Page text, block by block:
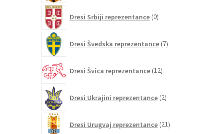
Dresi Srbiji reprezentance 0izdelkov
Dresi Švedska reprezentance 7izdelkov
Dresi Švica reprezentance 12izdelkov
Dresi Ukrajini reprezentance 2izdelka
Dresi Urugvaj reprezentance 21izdelkov